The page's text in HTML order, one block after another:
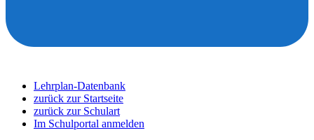
Lehrplan-Datenbank
zurück zur Startseite
zurück zur Schulart
Im Schulportal anmelden